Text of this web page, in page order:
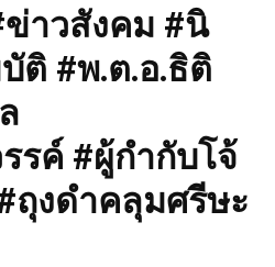
ข่าวสังคม #นิ
ติ #พ.ต.อ.ธิติ
รค์ #ผู้กำกับโจ้
ถุงดำคลุมศรีษะ